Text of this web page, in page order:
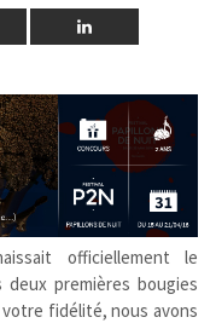
officiellement le
premières bougies
fidélité, nous avons